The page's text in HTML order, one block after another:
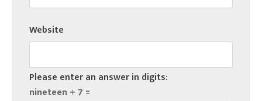
Website
Please enter an answer in digits:
nineteen + 7 =